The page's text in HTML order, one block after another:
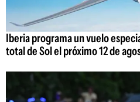
Iberia programa un vuelo
total de Sol el próximo 12 de